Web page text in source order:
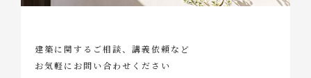
建築に関するご相談、講義依頼など
お気軽にお問い合わせください